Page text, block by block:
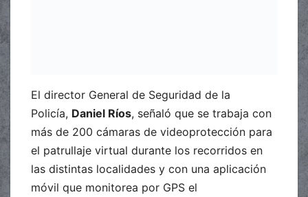
El director General de Seguridad de la
Policía, Daniel Ríos, señaló que se trabaja con
más de 200 cámaras de videoprotección para
el patrullaje virtual durante los recorridos en
las distintas localidades y con una aplicación
móvil que monitorea por GPS el